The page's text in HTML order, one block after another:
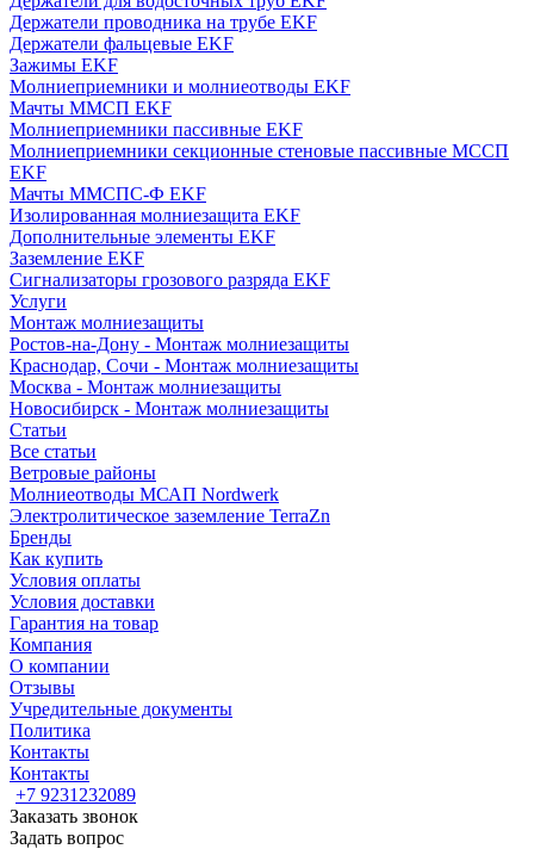
Держатели проводника на трубе EKF
Держатели фальцевые EKF
Зажимы EKF
Молниеприемники и молниеотводы EKF
Мачты ММСП EKF
Молниеприемники пассивные EKF
Молниеприемники секционные стеновые пассивные МССП
EKF
Мачты ММСПС-Ф EKF
Изолированная молниезащита EKF
Дополнительные элементы EKF
Заземление EKF
Сигнализаторы грозового разряда EKF
Услуги
Монтаж молниезащиты
Ростов-на-Дону - Монтаж молниезащиты
Краснодар, Сочи - Монтаж молниезащиты
Москва - Монтаж молниезащиты
Новосибирск - Монтаж молниезащиты
Статьи
Все статьи
Ветровые районы
Молниеотводы МСАП Nordwerk
Электролитическое заземление TerraZn
Бренды
Как купить
Условия оплаты
Условия доставки
Гарантия на товар
Компания
О компании
Отзывы
Учредительные документы
Политика
Контакты
Контакты
+7 9231232089
Заказать звонок
Задать вопрос